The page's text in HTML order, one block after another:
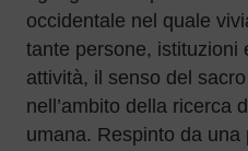
occidentale nel quale
tante persone, istituzioni
attività, il senso del
nell’ambito della ricerca
umana. Respinto da